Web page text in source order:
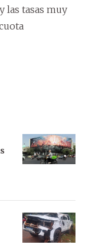
las tasas muy